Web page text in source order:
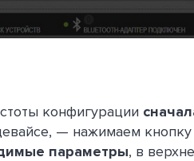
конфигурации
— нажимаем кнопку
параметры, в